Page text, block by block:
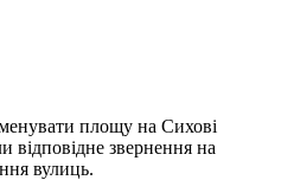
площу на Сихові
відповідне звернення на
вулиць.